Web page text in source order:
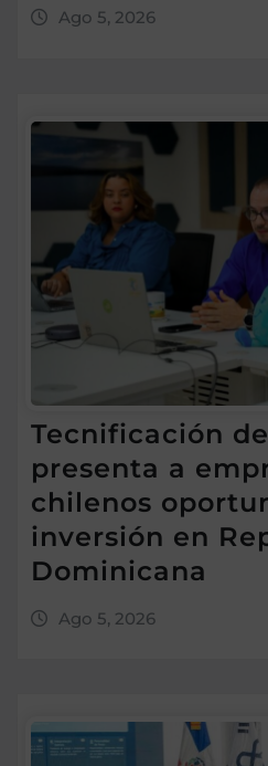
Ago 5, 2026
Tecnificación
presenta a
chilenos
inversión en
Dominicana
Ago 5, 2026